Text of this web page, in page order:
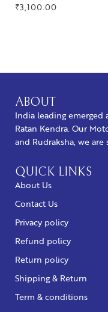
₹3,100.00
ABOUT
India leading emerged
Ratan Kendra. Our
and Rudraksha, we
QUICK LINKS
About Us
Contact Us
Privacy policy
Refund policy
Return policy
Shipping & Return
Term & conditions